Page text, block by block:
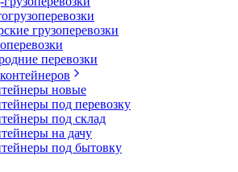
грузоперевозки
перевозки
новые
под перевозку
под склад
на дачу
под бытовку